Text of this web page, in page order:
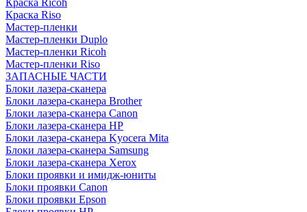
Краска Ricoh
Краска Riso
Мастер-пленки
Мастер-пленки Duplo
Мастер-пленки Ricoh
Мастер-пленки Riso
ЗАПАСНЫЕ ЧАСТИ
Блоки лазера-сканера
Блоки лазера-сканера Brother
Блоки лазера-сканера Canon
Блоки лазера-сканера HP
Блоки лазера-сканера Kyocera Mita
Блоки лазера-сканера Samsung
Блоки лазера-сканера Xerox
Блоки проявки и имидж-юниты
Блоки проявки Canon
Блоки проявки Epson